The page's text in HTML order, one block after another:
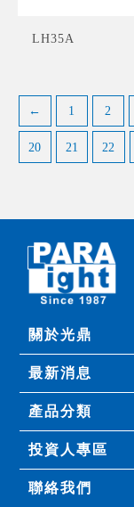
LH35A
← 1 2
20 21 22
關於光鼎
最新消息
產品分類
投資人專區
聯絡我們